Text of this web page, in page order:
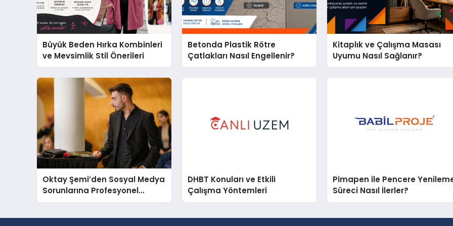
Büyük Beden Hırka Kombinleri
ve Mevsimlik Stil Önerileri
Betonda Plastik Rötre
Çatlakları Nasıl Engellenir?
Kitaplık ve Çalışma Masası
Uyumu Nasıl Sağlanır?
Oktay Şemi’den Sosyal Medya
Sorunlarına Profesyonel
Müdahale ve Hızlı Çözüm
DHBT Konuları ve Etkili
Çalışma Yöntemleri
Pimapen ile Pencere
Süreci Nasıl İlerler?